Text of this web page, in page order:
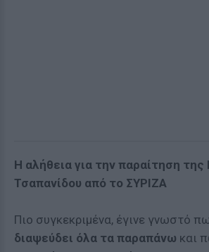
Η αλήθεια για την παραίτηση
Τσαπανίδου από το ΣΥΡΙΖΑ
Πιο συγκεκριμένα, έγινε γνωστό
διαψεύδει όλα τα παραπάνω και